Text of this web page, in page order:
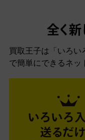
全く
買取王子は「いろい
で簡単にできるネッ